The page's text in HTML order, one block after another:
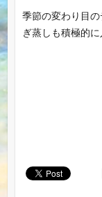
季節の変わり目
ぎ蒸しも積極的に